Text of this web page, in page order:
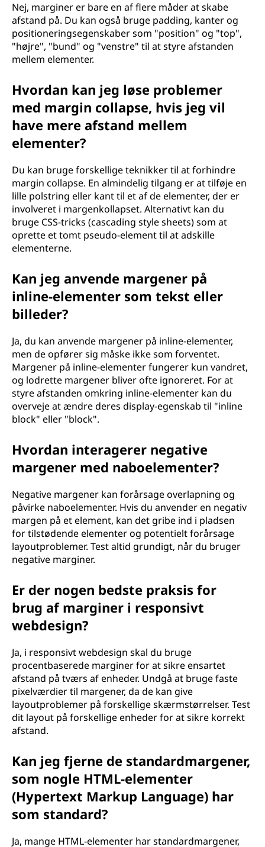
Nej, marginer er bare en af flere måder at skabe
afstand på. Du kan også bruge padding, kanter og
positioneringsegenskaber som "position" og "top",
"højre", "bund" og "venstre" til at styre afstanden
mellem elementer.
Hvordan kan jeg løse problemer
med margin collapse, hvis jeg vil
have mere afstand mellem
elementer?
Du kan bruge forskellige teknikker til at forhindre
margin collapse. En almindelig tilgang er at tilføje en
lille polstring eller kant til et af de elementer, der er
involveret i margenkollapset. Alternativt kan du
bruge CSS-tricks (cascading style sheets) som at
oprette et tomt pseudo-element til at adskille
elementerne.
Kan jeg anvende margener på
inline-elementer som tekst eller
billeder?
Ja, du kan anvende margener på inline-elementer,
men de opfører sig måske ikke som forventet.
Margener på inline-elementer fungerer kun vandret,
og lodrette margener bliver ofte ignoreret. For at
styre afstanden omkring inline-elementer kan du
overveje at ændre deres display-egenskab til "inline
block" eller "block".
Hvordan interagerer negative
margener med naboelementer?
Negative margener kan forårsage overlapning og
påvirke naboelementer. Hvis du anvender en negativ
margen på et element, kan det gribe ind i pladsen
for tilstødende elementer og potentielt forårsage
layoutproblemer. Test altid grundigt, når du bruger
negative marginer.
Er der nogen bedste praksis for
brug af marginer i responsivt
webdesign?
Ja, i responsivt webdesign skal du bruge
procentbaserede marginer for at sikre ensartet
afstand på tværs af enheder. Undgå at bruge faste
pixelværdier til margener, da de kan give
layoutproblemer på forskellige skærmstørrelser. Test
dit layout på forskellige enheder for at sikre korrekt
afstand.
Kan jeg fjerne de standardmargener,
som nogle HTML-elementer
(Hypertext Markup Language) har
som standard?
Ja, mange HTML-elementer har standardmargener,